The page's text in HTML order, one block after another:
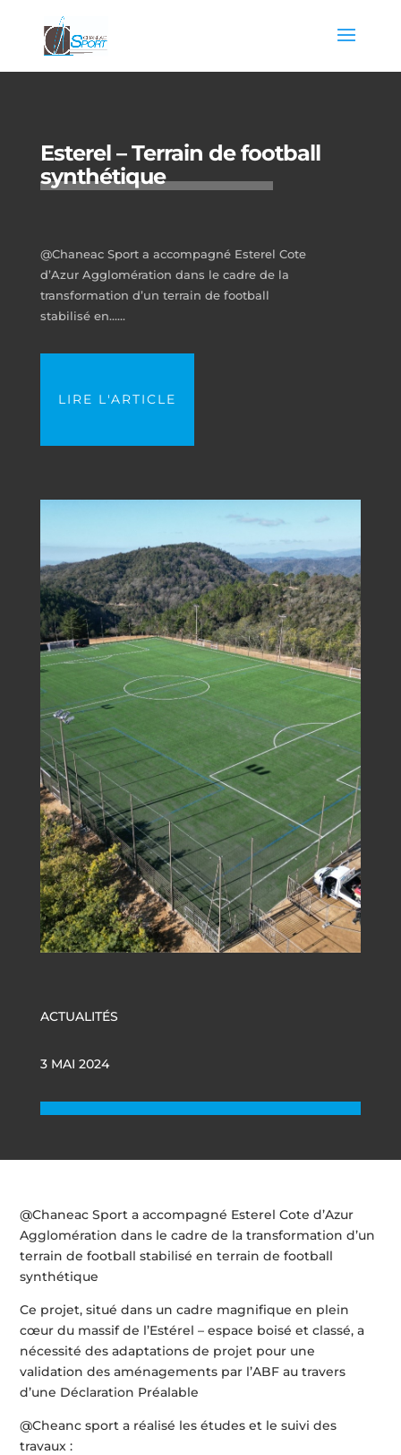
Esterel – Terrain de football
synthétique
@Chaneac Sport a accompagné Esterel Cote
d’Azur Agglomération dans le cadre de la
transformation d’un terrain de football
stabilisé en…...
LIRE L'ARTICLE
ACTUALITÉS
3 MAI 2024
@Chaneac Sport a accompagné Esterel Cote d’Azur
Agglomération dans le cadre de la transformation d’un
terrain de football stabilisé en terrain de football
synthétique
Ce projet, situé dans un cadre magnifique en plein
cœur du massif de l’Estérel – espace boisé et classé, a
nécessité des adaptations de projet pour une
validation des aménagements par l’ABF au travers
d’une Déclaration Préalable
@Cheanc sport a réalisé les études et le suivi des
travaux :